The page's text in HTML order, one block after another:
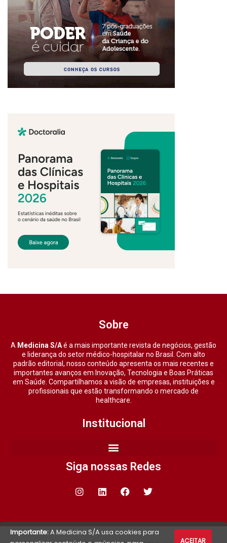
Sobre
A Medicina S/Aé a mais importante revista de negócios, gestão
e liderança do setor médico-hospitalar no Brasil. Com alto
padrão editorial, nosso conteúdo apresenta os mais recentes e
importantes avanços em Inovação, Tecnologia e Boas Práticas
em Saúde. Compartilhamos a visão de empresas, instituições e
profissionais que estão transformando o mercado de
healthcare.
Institucional
Siga nossas Redes
Importante:A Medicina S/A usa cookies para
ACEITAR